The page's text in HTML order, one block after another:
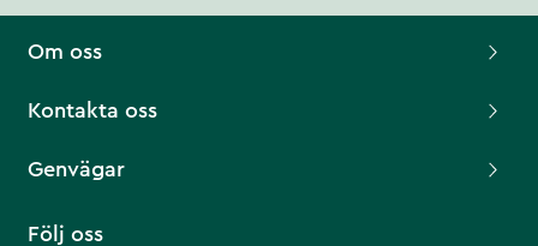
Om oss
Kontakta oss
Genvägar
Följ oss